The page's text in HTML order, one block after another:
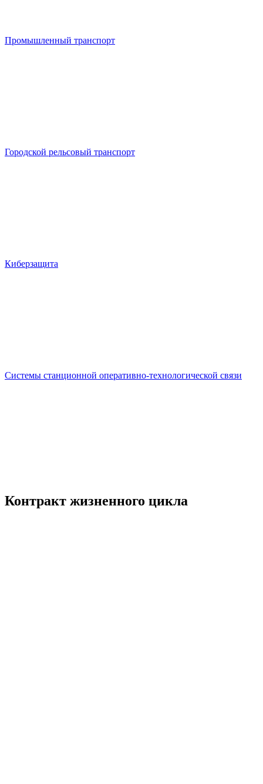
Промышленный транспорт
Городской рельсовый транспорт
Киберзащита
Системы станционной оперативно-технологической связи
Контракт жизненного цикла